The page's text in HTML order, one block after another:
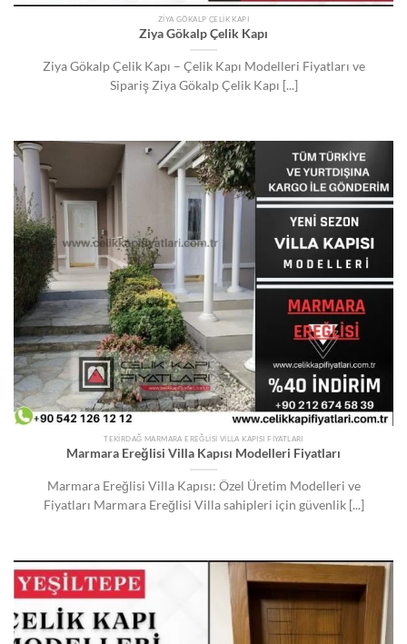
ZIYA GÖKALP ÇELIK KAPI
Ziya Gökalp Çelik Kapı
Ziya Gökalp Çelik Kapı – Çelik Kapı Modelleri Fiyatları ve
Sipariş Ziya Gökalp Çelik Kapı [...]
TEKIRDAĞ MARMARA EREĞLISI VILLA KAPISI FIYATLARI
Marmara Ereğlisi Villa Kapısı Modelleri Fiyatları
Marmara Ereğlisi Villa Kapısı: Özel Üretim Modelleri ve
Fiyatları Marmara Ereğlisi Villa sahipleri için güvenlik [...]